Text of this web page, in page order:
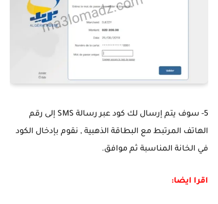
5- سوف يتم إرسال لك كود عبر رسالة SMS إلى رقم
الهاتف المرتبط مع البطاقة الذهبية , نقوم بإدخال الكود
في الخانة المناسبة ثم موافق.
اقرا ايضا: